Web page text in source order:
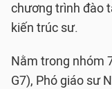
chương trình đào
kiến trúc sư.
Nằm trong nhóm
G7), Phó giáo sư